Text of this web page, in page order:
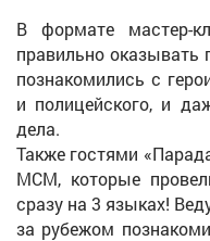
В формате мастер-
правильно
познакомились с
и полицейского, и
дела.
Также гостями
МСМ, которые
сразу на 3 языках!
за рубежом